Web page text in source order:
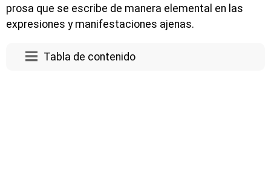
prosa que se escribe de manera elemental en las
expresiones y manifestaciones ajenas.
Tabla de contenido